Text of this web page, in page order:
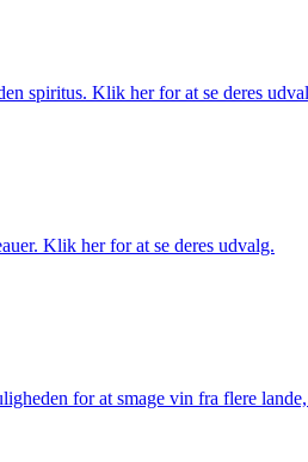
spiritus. Klik her for at se deres
Klik her for at se deres udvalg.
for at smage vin fra flere